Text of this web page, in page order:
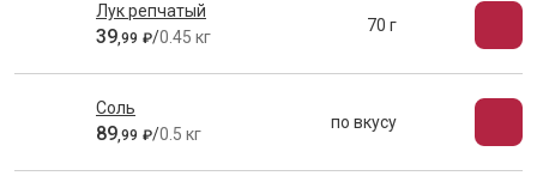
Лук репчатый
39,99 ₽/0.45 кг
70 г
Соль
89,99 ₽/0.5 кг
по вкусу